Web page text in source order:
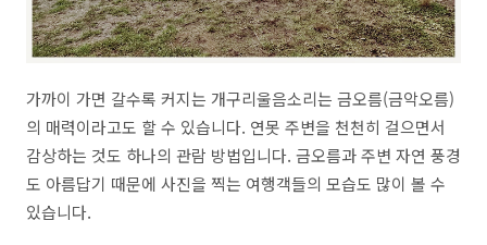
가까이 가면 갈수록 커지는 개구리울음소리는 금오름(금악오름)
의 매력이라고도 할 수 있습니다. 연못 주변을 천천히 걸으면서
감상하는 것도 하나의 관람 방법입니다. 금오름과 주변 자연 풍경
도 아름답기 때문에 사진을 찍는 여행객들의 모습도 많이 볼 수
있습니다.